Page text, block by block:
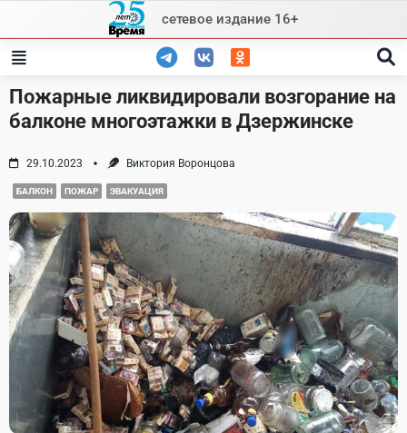
content
сетевое издание 16+
Пожарные ликвидировали возгорание на
балконе многоэтажки в Дзержинске
29.10.2023 Виктория Воронцова
БАЛКОН ПОЖАР ЭВАКУАЦИЯ